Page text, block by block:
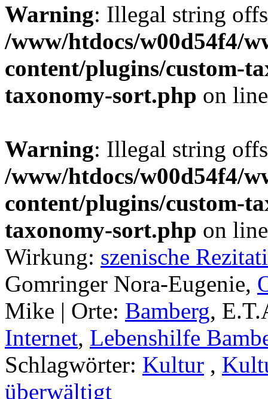
Warning: Illegal string
/www/htdocs/w00d54f4/
content/plugins/custom-
taxonomy-sort.php on
Warning: Illegal string
/www/htdocs/w00d54f4/
content/plugins/custom-
taxonomy-sort.php on
Wirkung: szenische
Gomringer Nora-Eugenie,
Mike | Orte: Bamberg,
Internet, Lebenshilfe
Schlagwörter: Kultur ,
überwältigt